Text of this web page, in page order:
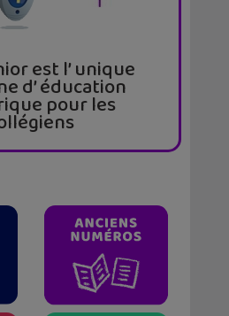
est l’ unique
d’ éducation
pour les